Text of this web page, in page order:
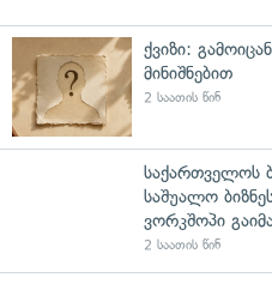
ქვიზი:
მინიშნებით
2 საათის წინ
საქართველოს
საშუალო
ვორკშოპი
2 საათის წინ